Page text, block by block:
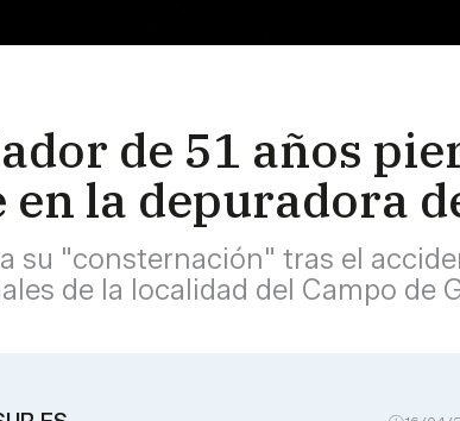
de 51 años
en la depuradora
su "consternación" tras el
de la localidad del Campo de